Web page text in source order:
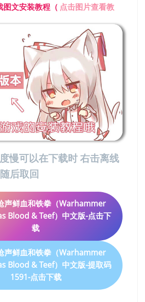
图文安装教程（ 点击图片查看教
慢可以在下载时 右击离线
后取回
声鲜血和铁拳（Warhammer
Blood & Teef）中文版-点击下
载
声鲜血和铁拳（Warhammer
Blood & Teef）中文版-提取码
1591-点击下载